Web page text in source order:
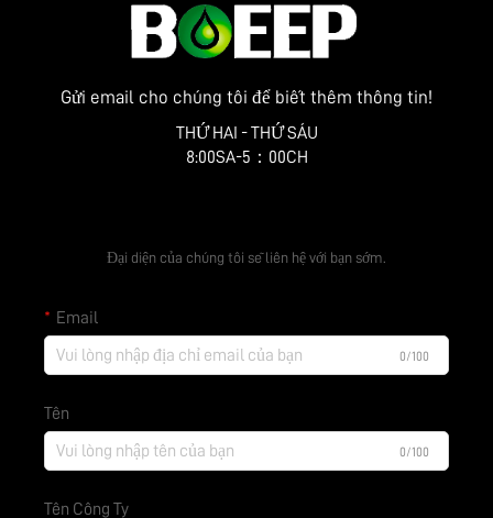
Gửi email cho chúng tôi để biết thêm thông tin!
THỨ HAI - THỨ SÁU
8:00SA-5：00CH
Đại diện của chúng tôi sẽ liên hệ với bạn sớm.
Email
0/100
Tên
0/100
Tên Công Ty